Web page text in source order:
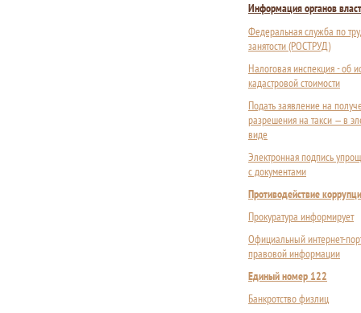
Информация органов
Федеральная служба по
занятости (РОСТРУД)
Налоговая инспекция - об
кадастровой стоимости
Подать заявление на
разрешения на такси — в
виде
Электронная подпись
с документами
Противодействие
Прокуратура информирует
Официальный интернет-
правовой информации
Единый номер 122
Банкротство физлиц